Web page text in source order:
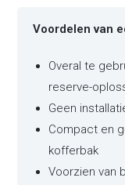
Voordelen van
Overal te
reserve-
Geen
Compact en
kofferbak
Voorzien van